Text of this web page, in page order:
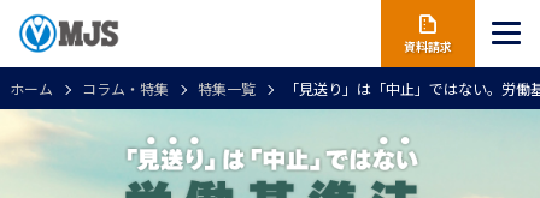
資料請求
ホーム コラム・特集 特集一覧 「見送り」は「中止」ではない。労